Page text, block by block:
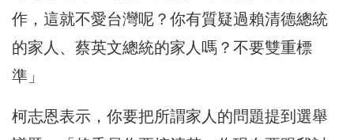
作，這就不愛台灣呢？你有質疑過賴清德總統
的家人、蔡英文總統的家人嗎？不要雙重標
準」
柯志恩表示，你要把所謂家人的問題提到選舉